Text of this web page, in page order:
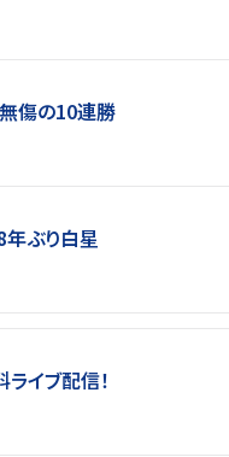
傷の10連勝
ぶり白星
イブ配信！